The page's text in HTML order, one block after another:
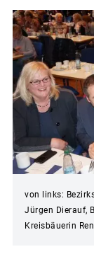
von links:
Jürgen Dierauf,
Kreisbäuerin